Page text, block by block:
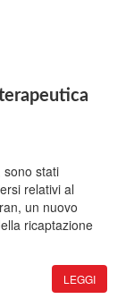
sono stati
relativi al
un nuovo
ricaptazione
LEGGI